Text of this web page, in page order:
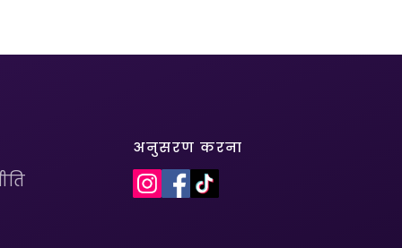
अनुसरण करना